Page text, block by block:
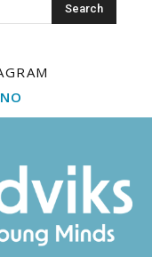
Search